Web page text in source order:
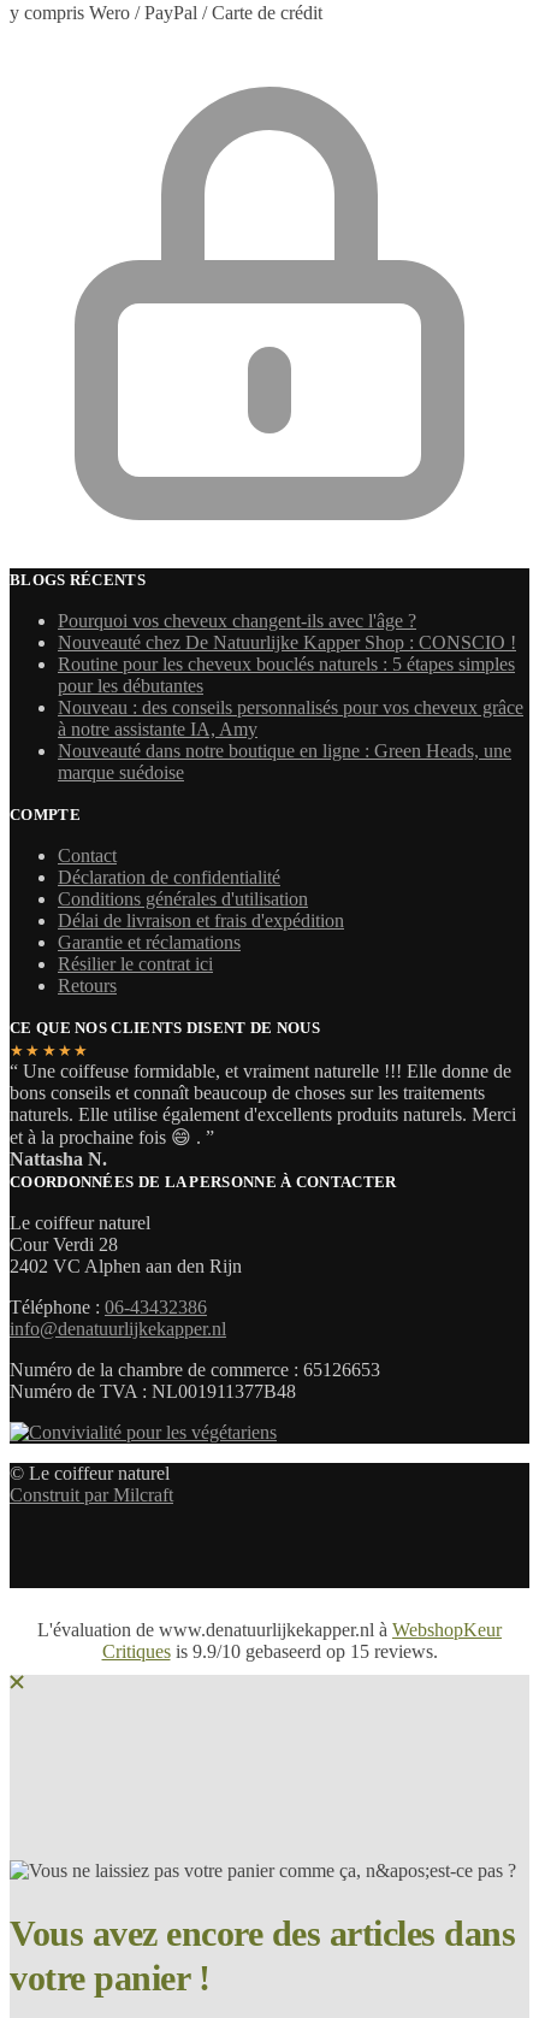
y compris Wero / PayPal / Carte de crédit
BLOGS RÉCENTS
Pourquoi vos cheveux changent-ils avec l'âge ?
Nouveauté chez De Natuurlijke Kapper Shop : CONSCIO !
Routine pour les cheveux bouclés naturels : 5 étapes simples
pour les débutantes
Nouveau : des conseils personnalisés pour vos cheveux grâce
à notre assistante IA, Amy
Nouveauté dans notre boutique en ligne : Green Heads, une
marque suédoise
COMPTE
Contact
Déclaration de confidentialité
Conditions générales d'utilisation
Délai de livraison et frais d'expédition
Garantie et réclamations
Résilier le contrat ici
Retours
CE QUE NOS CLIENTS DISENT DE NOUS
★★★★★
“ Une coiffeuse formidable, et vraiment naturelle !!! Elle donne de
bons conseils et connaît beaucoup de choses sur les traitements
naturels. Elle utilise également d'excellents produits naturels. Merci
et à la prochaine fois 😄 . ”
Nattasha N.
COORDONNÉES DE LA PERSONNE À CONTACTER
Le coiffeur naturel
Cour Verdi 28
2402 VC Alphen aan den Rijn
Téléphone : 06-43432386
info@denatuurlijkekapper.nl
Numéro de la chambre de commerce : 65126653
Numéro de TVA : NL001911377B48
© Le coiffeur naturel
Construit par Milcraft
L'évaluation de www.denatuurlijkekapper.nl à WebshopKeur
Critiquesis 9.9/10 gebaseerd op 15 reviews.
Vous avez encore des articles dans
votre panier !